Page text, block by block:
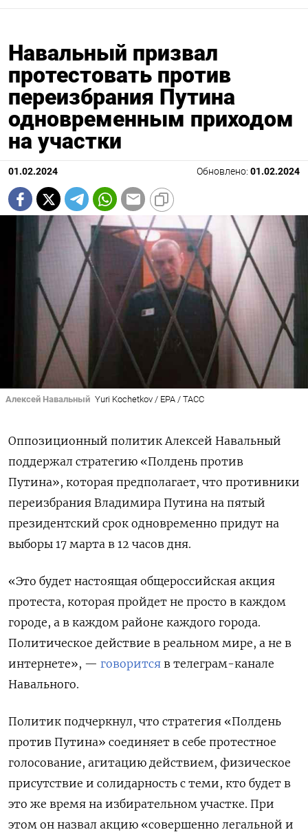
Навальный призвал
протестовать против
переизбрания Путина
одновременным приходом
на участки
01.02.2024 Обновлено: 01.02.2024
Алексей Навальный Yuri Kochetkov / EPA / ТАСС
Оппозиционный политик Алексей Навальный
поддержал стратегию «Полдень против
Путина», которая предполагает, что противники
переизбрания Владимира Путина на пятый
президентский срок одновременно придут на
выборы 17 марта в 12 часов дня.
«Это будет настоящая общероссийская акция
протеста, которая пройдет не просто в каждом
городе, а в каждом районе каждого города.
Политическое действие в реальном мире, а не в
интернете», — говорится в телеграм-канале
Навального.
Политик подчеркнул, что стратегия «Полдень
против Путина» соединяет в себе протестное
голосование, агитацию действием, физическое
присутствие и солидарность с теми, кто будет в
это же время на избирательном участке. При
этом он назвал акцию «совершенно легальной и